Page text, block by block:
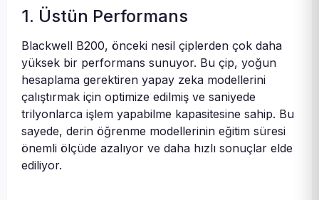
1. Üstün Performans
Blackwell B200, önceki nesil çiplerden çok daha
yüksek bir performans sunuyor. Bu çip, yoğun
hesaplama gerektiren yapay zeka modellerini
çalıştırmak için optimize edilmiş ve saniyede
trilyonlarca işlem yapabilme kapasitesine sahip. Bu
sayede, derin öğrenme modellerinin eğitim süresi
önemli ölçüde azalıyor ve daha hızlı sonuçlar elde
ediliyor.